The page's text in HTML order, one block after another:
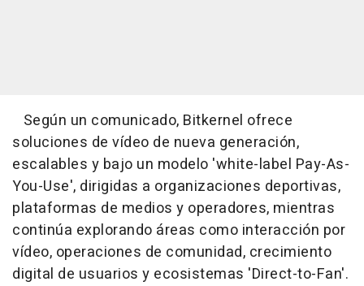
Según un comunicado, Bitkernel ofrece
soluciones de vídeo de nueva generación,
escalables y bajo un modelo 'white-label Pay-As-
You-Use', dirigidas a organizaciones deportivas,
plataformas de medios y operadores, mientras
continúa explorando áreas como interacción por
vídeo, operaciones de comunidad, crecimiento
digital de usuarios y ecosistemas 'Direct-to-Fan'.